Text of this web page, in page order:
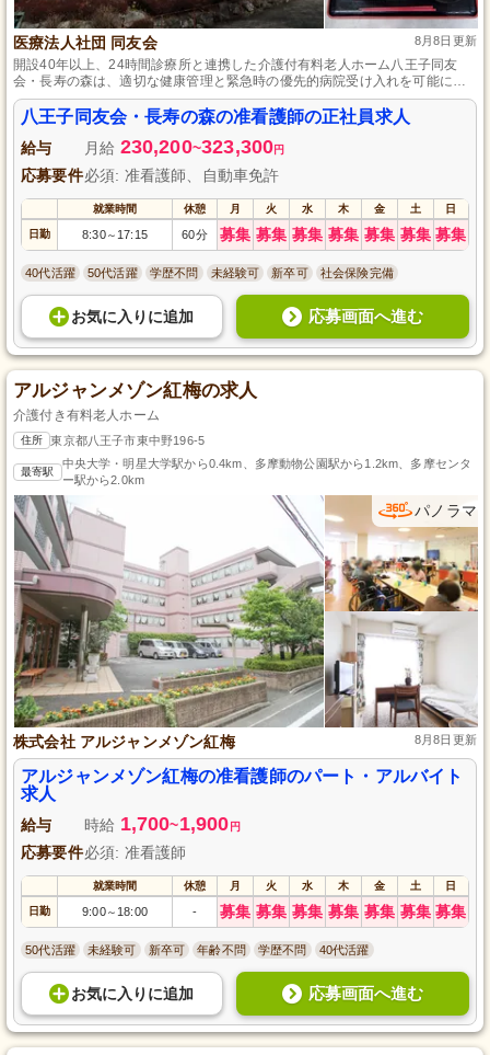
医療法人社団 同友会 8月8日更新
開設40年以上、24時間診療所と連携した介護付有料老人ホーム八王子同友
会・長寿の森は、適切な健康管理と緊急時の優先的病院受け入れを可能に
し、看護・介護・ケアマネジャーチームによる尊重・思いやりあふれるサポ
ートを提供します。
八王子同友会・長寿の森の准看護師の正社員求人
給与 月給 230,200~323,300円
応募要件必須: 准看護師、自動車免許
就業時間 休憩 月 火 水 木 金 土 日
日勤 8:30～ 17:15 60分 募集 募集 募集 募集 募集 募集 募集
40代活躍 50代活躍 学歴不問 未経験可 新卒可 社会保険完備
お気に入り に追加 応募画面へ進む
アルジャンメゾン紅梅の求人
介護付き有料老人ホーム
住所 東京都八王子市東中野196-5
最寄駅
中央大学・明星大学駅から0.4km、多摩動物公園駅から1.2km、多摩センタ
ー駅から2.0km
パノラマ
株式会社 アルジャンメゾン紅梅 8月8日更新
アルジャンメゾン紅梅の准看護師のパート・アルバイト
求人
給与 時給 1,700~1,900 円
応募要件必須: 准看護師
就業時間 休憩 月 火 水 木 金 土 日
日勤 9:00～ 18:00 - 募集 募集 募集 募集 募集 募集 募集
50代活躍 未経験可 新卒可 年齢不問 学歴不問 40代活躍
お気に入り に追加 応募画面へ進む